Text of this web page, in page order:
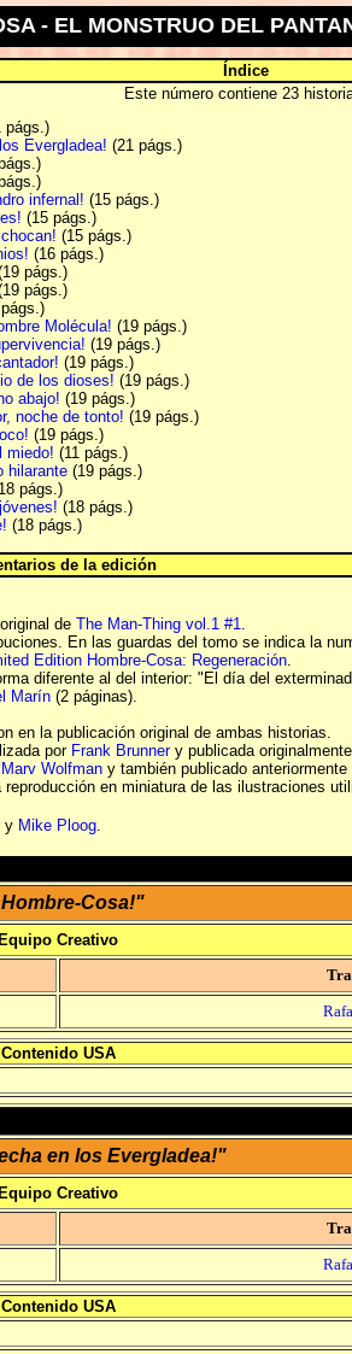
- EL MONSTRUO DEL
Índice
Este número contiene 23
págs.)
Evergladea! (21 págs.)
infernal! (15 págs.)
(15 págs.)
(15 págs.)
(16 págs.)
págs.)
págs.)
Molécula! (19 págs.)
(19 págs.)
(19 págs.)
de los dioses! (19 págs.)
abajo! (19 págs.)
noche de tonto! (19 págs.)
(19 págs.)
miedo! (11 págs.)
hilarante(19 págs.)
págs.)
(18 págs.)
(18 págs.)
de la edición
de The Man-Thing vol.1 #1.
En las guardas del tomo se indica la
Edition Hombre-Cosa: Regeneración.
diferente al del interior: "El día del
Marín(2 páginas).
en la publicación original de ambas historias.
por Frank Brunnery publicada
Marv Wolfmany también publicado anteriormente
en miniatura de las ilustraciones
y Mike Ploog.
Cosa!"
Equipo Creativo
Contenido USA
en los Evergladea!"
Equipo Creativo
Contenido USA